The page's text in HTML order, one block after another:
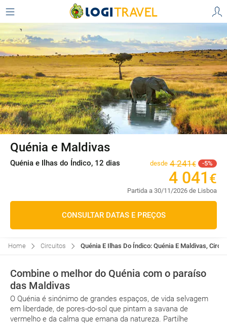
Quénia e Maldivas
Quénia e Ilhas do Índico, 12 dias desde 4 241€ 5
4 041 €
Partida a 30/11/2026 de Lisboa
CONSULTAR DATAS E PREÇOS
Home Circuitos Quénia E Ilhas Do Índico: Quénia E Maldivas,
Combine o melhor do Quénia com o paraíso
das Maldivas
O Quénia é sinónimo de grandes espaços, de vida selvagem
em liberdade, de pores-do-sol que pintam a savana de
vermelho e da calma que emana da natureza. Partilhe